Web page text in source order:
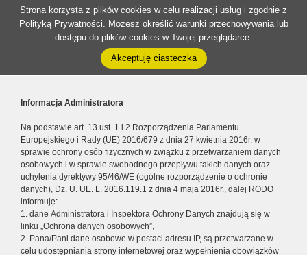
Strona korzysta z plików cookies w celu realizacji usług i zgodnie z
Polityką Prywatności. Możesz określić warunki przechowywania lub
dostępu do plików cookies w Twojej przeglądarce.
Akceptuję ciasteczka
Informacja Administratora
Na podstawie art. 13 ust. 1 i 2 Rozporządzenia Parlamentu
Europejskiego i Rady (UE) 2016/679 z dnia 27 kwietnia 2016r. w
sprawie ochrony osób fizycznych w związku z przetwarzaniem danych
osobowych i w sprawie swobodnego przepływu takich danych oraz
uchylenia dyrektywy 95/46/WE (ogólne rozporządzenie o ochronie
danych), Dz. U. UE. L. 2016.119.1 z dnia 4 maja 2016r., dalej RODO
informuję:
1. dane Administratora i Inspektora Ochrony Danych znajdują się w
linku „Ochrona danych osobowych”,
2. Pana/Pani dane osobowe w postaci adresu IP, są przetwarzane w
celu udostępniania strony internetowej oraz wypełnienia obowiązków